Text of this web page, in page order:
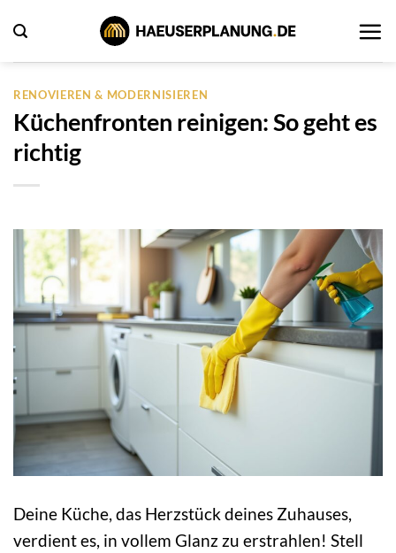
Inhalt
springen
RENOVIEREN & MODERNISIEREN
Küchenfronten reinigen: So geht es
richtig
Deine Küche, das Herzstück deines Zuhauses,
verdient es, in vollem Glanz zu erstrahlen! Stell